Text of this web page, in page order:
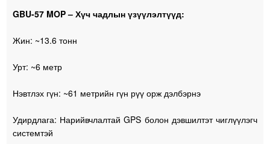
GBU-57 MOP – Хүч чадлын үзүүлэлтүүд:
Жин: ~13.6 тонн
Урт: ~6 метр
Нэвтлэх гүн: ~61 метрийн гүн рүү орж дэлбэрнэ
Удирдлага: Нарийвчлалтай GPS болон дэвшилтэт чиглүүлэгч
системтэй